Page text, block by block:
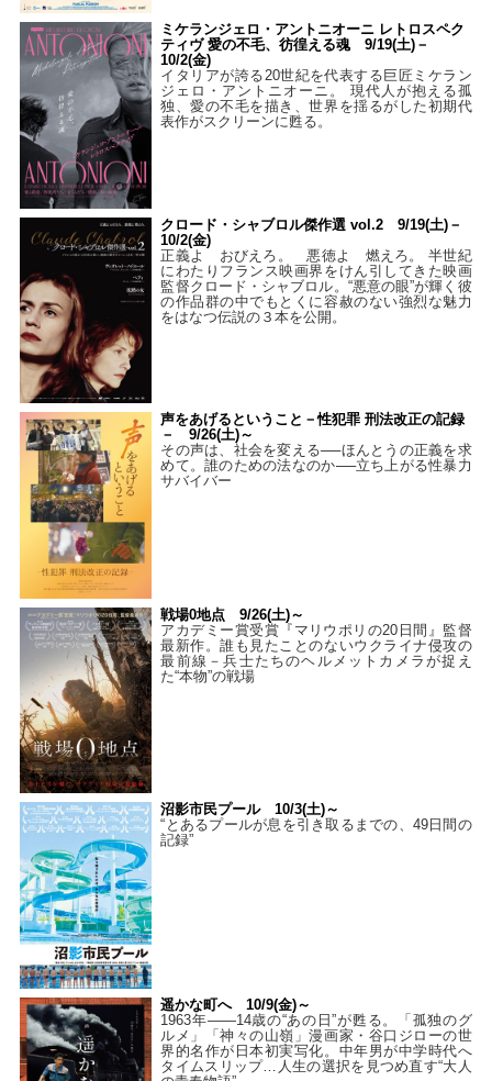
ミケランジェロ・アントニオーニ レトロスペク
ティヴ 愛の不毛、彷徨える魂 9/19(土)－
10/2(金)
イタリアが誇る20世紀を代表する巨匠ミケラン
ジェロ・アントニオーニ。 現代人が抱える孤
独、愛の不毛を描き、世界を揺るがした初期代
表作がスクリーンに甦る。
クロード・シャブロル傑作選 vol.2 9/19(土)－
10/2(金)
正義よ おびえろ。 悪徳よ 燃えろ。 半世紀
にわたりフランス映画界をけん引してきた映画
監督クロード・シャブロル。“悪意の眼”が輝く彼
の作品群の中でもとくに容赦のない強烈な魅力
をはなつ伝説の３本を公開。
声をあげるということ－性犯罪 刑法改正の記録
－ 9/26(土)～
その声は、社会を変える──ほんとうの正義を求
めて。誰のための法なのか──立ち上がる性暴力
サバイバー
戦場0地点 9/26(土)～
アカデミー賞受賞『マリウポリの20日間』監督
最新作。誰も見たことのないウクライナ侵攻の
最前線－兵士たちのヘルメットカメラが捉え
た“本物”の戦場
沼影市民プール 10/3(土)～
“とあるプールが息を引き取るまでの、49日間の
記録”
遥かな町へ 10/9(金)～
1963年――14歳の“あの日”が甦る。「孤独のグ
ルメ」「神々の山嶺」漫画家・谷口ジローの世
界的名作が日本初実写化。中年男が中学時代へ
タイムスリップ…人生の選択を見つめ直す“大人